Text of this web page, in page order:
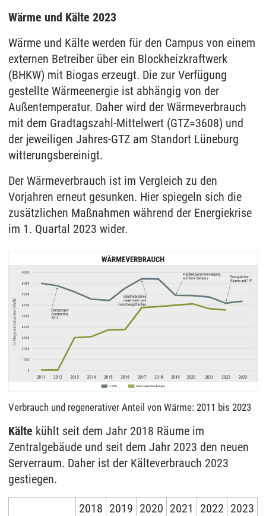
Wärme und Kälte 2023
Wärme und Kälte werden für den Campus von einem
externen Betreiber über ein Blockheizkraftwerk
(BHKW) mit Biogas erzeugt. Die zur Verfügung
gestellte Wärmeenergie ist abhängig von der
Außentemperatur. Daher wird der Wärmeverbrauch
mit dem Gradtagszahl-Mittelwert (GTZ=3608) und
der jeweiligen Jahres-GTZ am Standort Lüneburg
witterungsbereinigt.
Der Wärmeverbrauch ist im Vergleich zu den
Vorjahren erneut gesunken. Hier spiegeln sich die
zusätzlichen Maßnahmen während der Energiekrise
im 1. Quartal 2023 wider.
Verbrauch und regenerativer Anteil von Wärme: 2011 bis 2023
Kälte kühlt seit dem Jahr 2018 Räume im
Zentralgebäude und seit dem Jahr 2023 den neuen
Serverraum. Daher ist der Kälteverbrauch 2023
gestiegen.
2018 2019 2020 2021 2022 2023